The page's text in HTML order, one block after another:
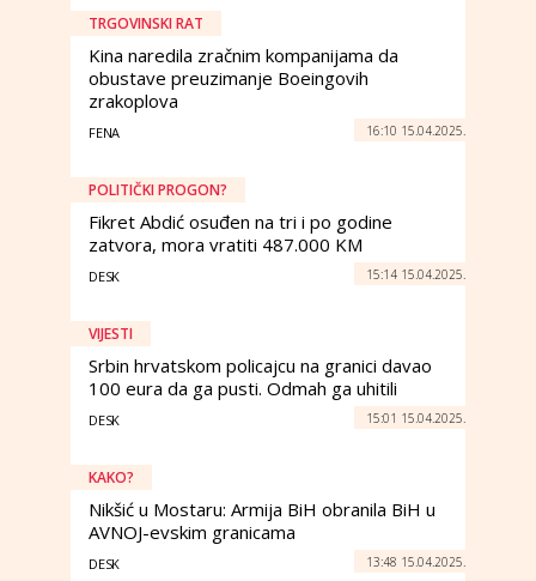
TRGOVINSKI RAT
Kina naredila zračnim kompanijama da
obustave preuzimanje Boeingovih
zrakoplova
FENA 16:10 15.04.2025.
POLITIČKI PROGON?
Fikret Abdić osuđen na tri i po godine
zatvora, mora vratiti 487.000 KM
DESK 15:14 15.04.2025.
VIJESTI
Srbin hrvatskom policajcu na granici davao
100 eura da ga pusti. Odmah ga uhitili
DESK 15:01 15.04.2025.
KAKO?
Nikšić u Mostaru: Armija BiH obranila BiH u
AVNOJ-evskim granicama
DESK 13:48 15.04.2025.